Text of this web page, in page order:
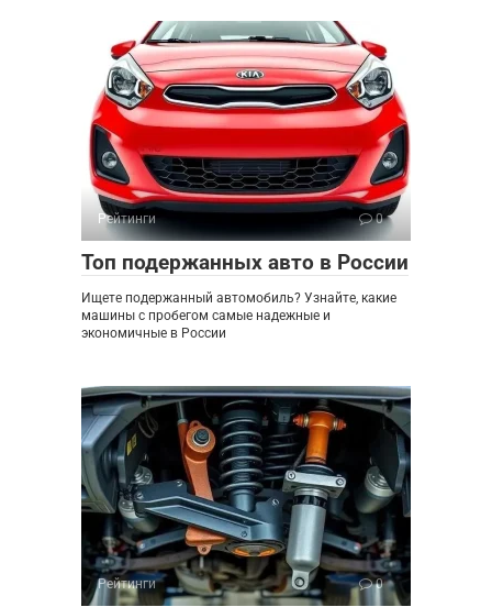
Рейтинги 0
Топ подержанных авто в России
Ищете подержанный автомобиль? Узнайте, какие
машины с пробегом самые надежные и
экономичные в России
Рейтинги 0